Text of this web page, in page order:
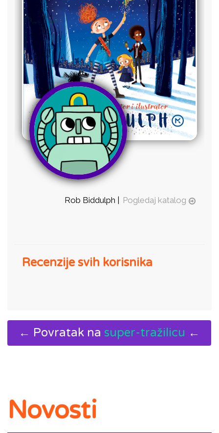
Rob Biddulph | Pogledaj katalog
Recenzije svih korisnika
← Povratak na super-tražilicu ←
Novosti